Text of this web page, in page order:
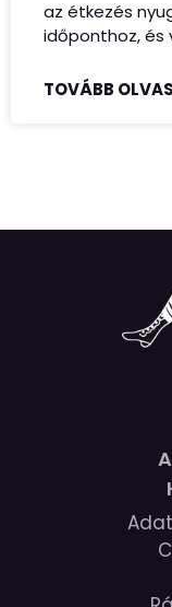
az étkezés
időponthoz, és
TOVÁBB